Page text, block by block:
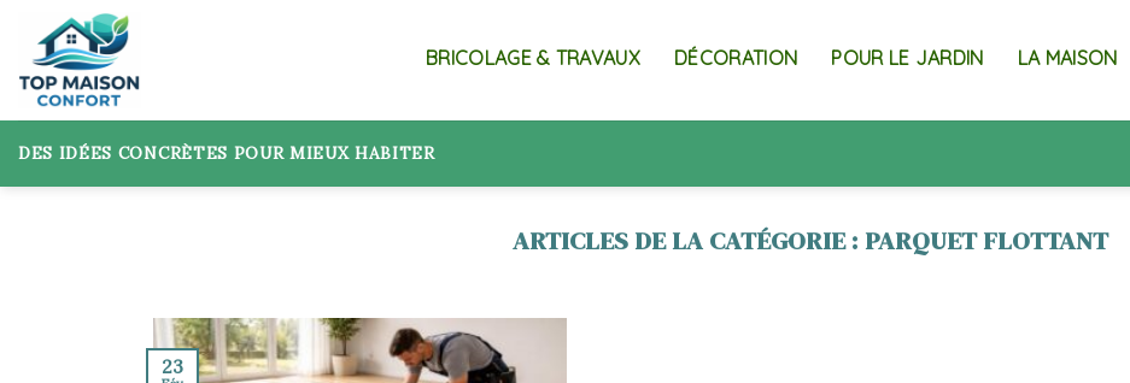
content
BRICOLAGE & TRAVAUX DÉCORATION POUR LE JARDIN LA MAISON
DES IDÉES CONCRÈTES POUR MIEUX HABITER
PARQUET FLOTTANT
23